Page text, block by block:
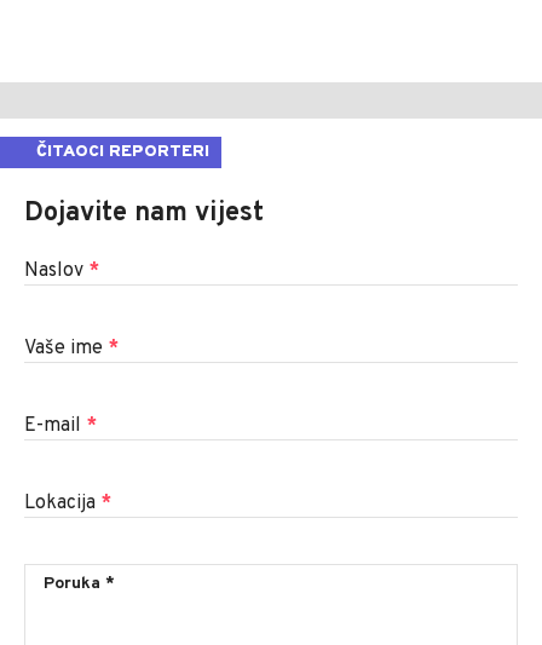
ČITAOCI REPORTERI
Dojavite nam vijest
Naslov *
Vaše ime *
E-mail *
Lokacija *